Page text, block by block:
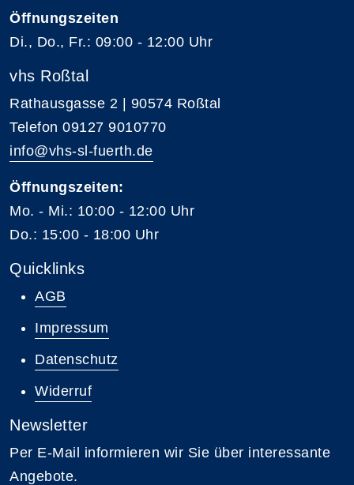
Öffnungszeiten
Di., Do., Fr.: 09:00 - 12:00 Uhr
vhs Roßtal
Rathausgasse 2 | 90574 Roßtal
Telefon 09127 9010770
info@vhs-sl-fuerth.de
Öffnungszeiten:
Mo. - Mi.: 10:00 - 12:00 Uhr
Do.: 15:00 - 18:00 Uhr
Quicklinks
AGB
Impressum
Datenschutz
Widerruf
Newsletter
Per E-Mail informieren wir Sie über interessante
Angebote.